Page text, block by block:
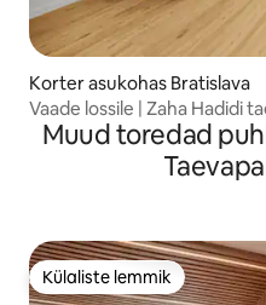
Korter asukohas Bratislava
Vaade lossile | Zaha Hadidi
Muud toredad
Külaliste lemmik
Külaliste lemmik